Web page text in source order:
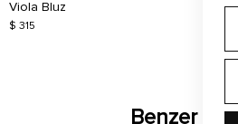
Viola Bluz
$ 315
Benzer